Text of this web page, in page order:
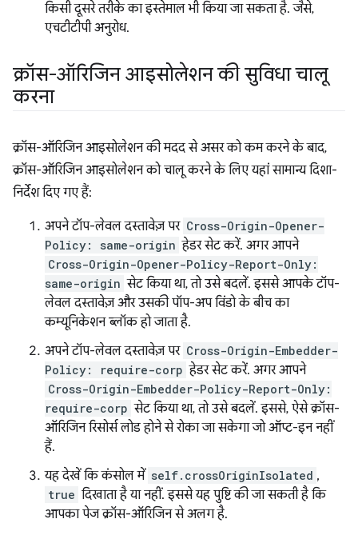
किसी दूसरे तरीके का इस्तेमाल भी किया जा सकता है. जैसे,
एचटीटीपी अनुरोध.
क्रॉस-ऑरिजिन आइसोलेशन की सुविधा चालू
करना
क्रॉस-ऑरिजिन आइसोलेशन की मदद से असर को कम करने के बाद,
क्रॉस-ऑरिजिन आइसोलेशन को चालू करने के लिए यहां सामान्य दिशा-
निर्देश दिए गए हैं:
अपने टॉप-लेवल दस्तावेज़ पर Cross-Origin-Opener-
Policy: same-origin हेडर सेट करें. अगर आपने
Cross-Origin-Opener-Policy-Report-Only:
same-origin सेट किया था, तो उसे बदलें. इससे आपके टॉप-
लेवल दस्तावेज़ और उसकी पॉप-अप विंडो के बीच का
कम्यूनिकेशन ब्लॉक हो जाता है.
अपने टॉप-लेवल दस्तावेज़ पर Cross-Origin-Embedder-
Policy: require-corp हेडर सेट करें. अगर आपने
Cross-Origin-Embedder-Policy-Report-Only:
require-corp सेट किया था, तो उसे बदलें. इससे, ऐसे क्रॉस-
ऑरिजिन रिसोर्स लोड होने से रोका जा सकेगा जो ऑप्ट-इन नहीं
हैं.
यह देखें कि कंसोल में self.crossOriginIsolated ,
true दिखाता है या नहीं. इससे यह पुष्टि की जा सकती है कि
आपका पेज क्रॉस-ऑरिजिन से अलग है.